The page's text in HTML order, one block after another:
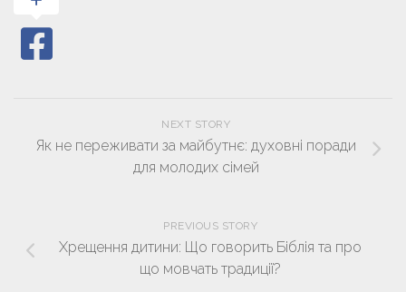
NEXT STORY
Як не переживати за майбутнє: духовні поради
для молодих сімей
PREVIOUS STORY
Хрещення дитини: Що говорить Біблія та про
що мовчать традиції?